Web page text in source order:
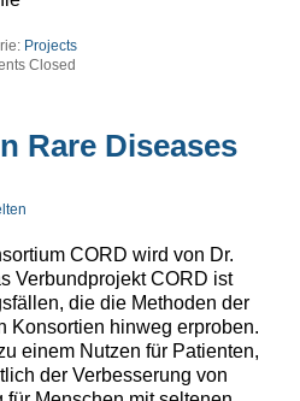
Projects
Closed
Rare Diseases
CORD wird von Dr.
Verbundprojekt CORD ist
die die Methoden der
Konsortien hinweg erproben.
einem Nutzen für Patienten,
der Verbesserung von